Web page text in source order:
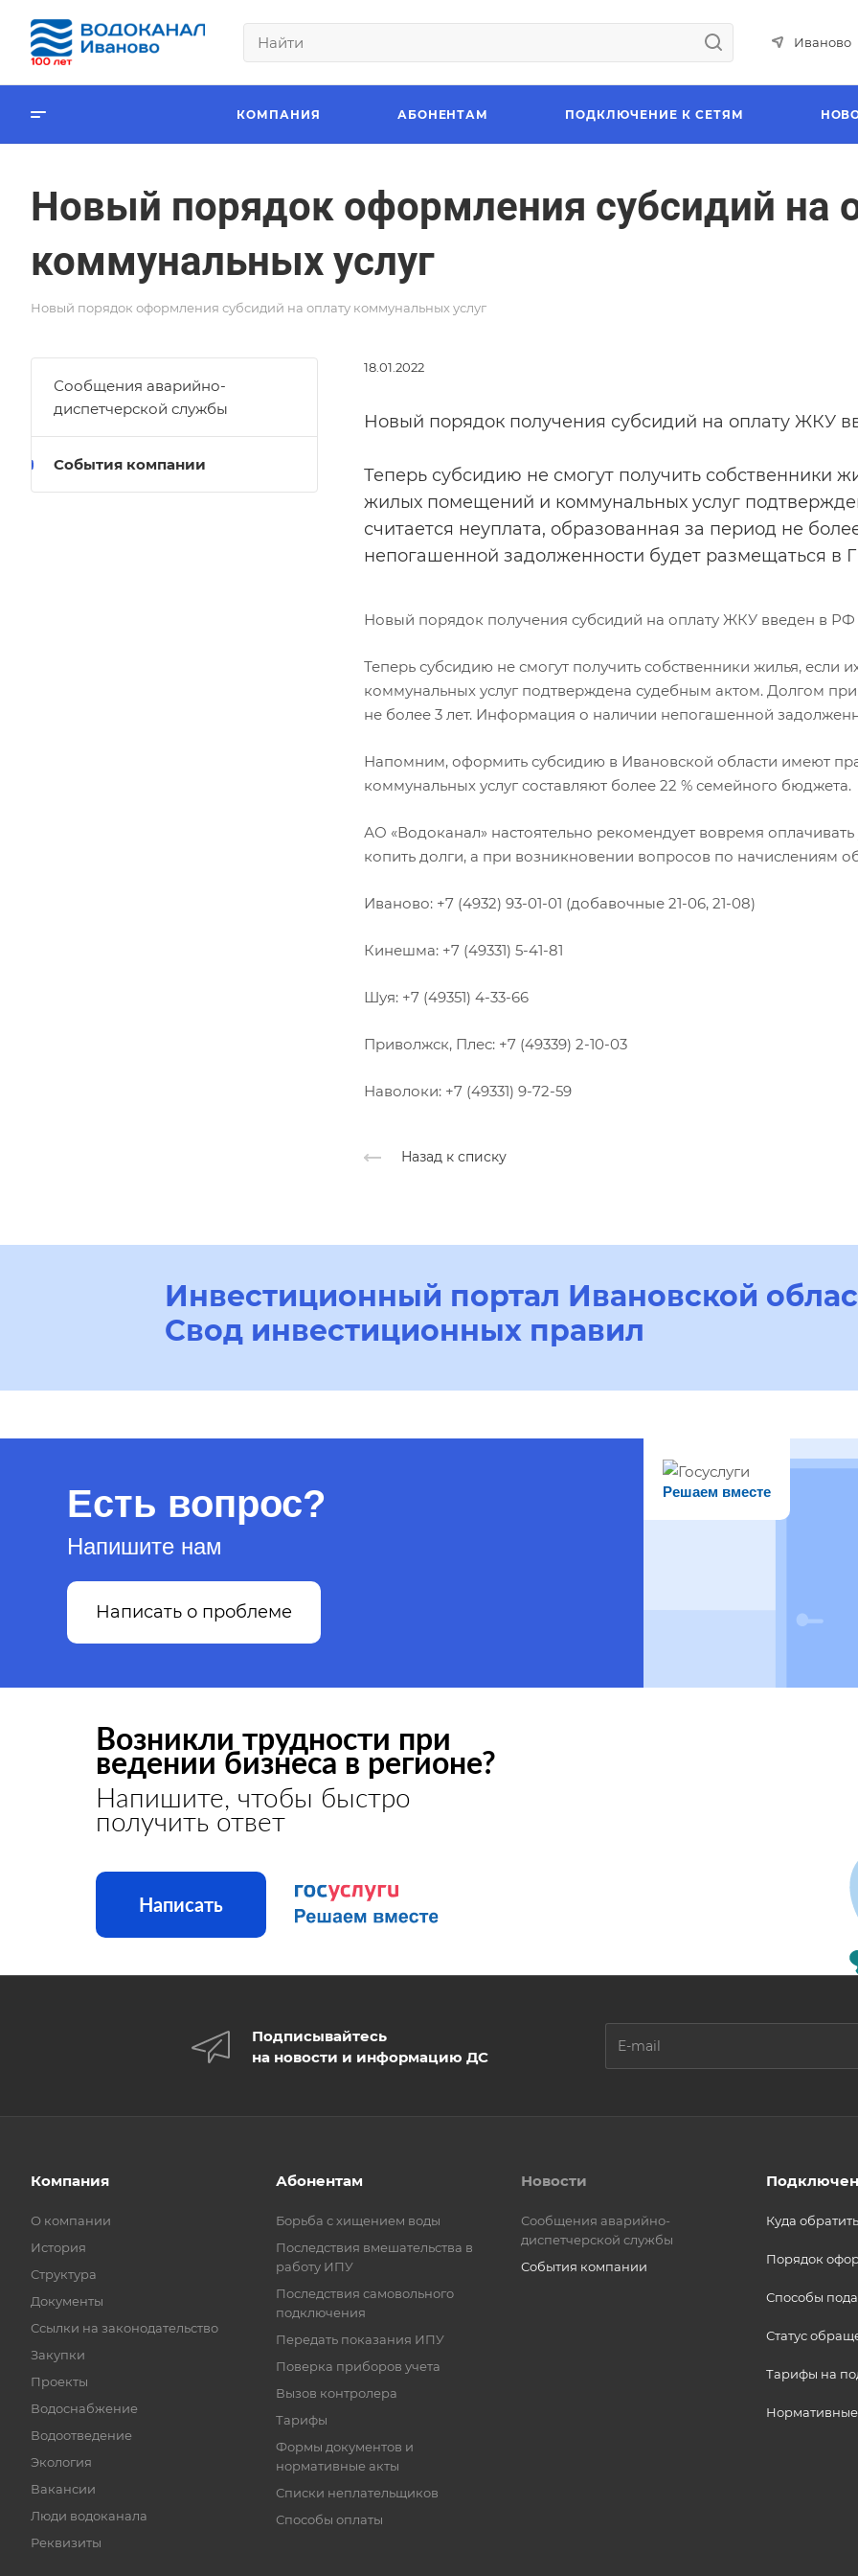
Иваново
КОМПАНИЯ АБОНЕНТАМ ПОДКЛЮЧЕНИЕ К СЕТЯМ
Новый порядок оформления субсидий на
коммунальных услуг
Новый порядок оформления субсидий на оплату коммунальных услуг
18.01.2022
Новый порядок получения субсидий на оплату ЖКУ
Теперь субсидию не смогут получить собственники
жилых помещений и коммунальных услуг
считается неуплата, образованная за период не
непогашенной задолженности будет размещаться в
Новый порядок получения субсидий на оплату ЖКУ введен в РФ
Теперь субсидию не смогут получить собственники жилья,
коммунальных услуг подтверждена судебным актом. Долгом
не более 3 лет. Информация о наличии непогашенной
Напомним, оформить субсидию в Ивановской области имеют
коммунальных услуг составляют более 22 % семейного бюджета.
АО «Водоканал» настоятельно рекомендует вовремя
копить долги, а при возникновении вопросов по начислениям
Иваново: +7 (4932) 93-01-01 (добавочные 21-06, 21-08)
Кинешма: +7 (49331) 5-41-81
Шуя: +7 (49351) 4-33-66
Приволжск, Плес: +7 (49339) 2-10-03
Наволоки: +7 (49331) 9-72-59
Назад к списку
Сообщения аварийно-
диспетчерской службы
События компании
Инвестиционный портал Ивановской
Свод инвестиционных правил
Есть вопрос?
Напишите нам
Написать о проблеме
Решаем вместе
Возникли трудности при
ведении бизнеса в регионе?
Напишите, чтобы быстро
получить ответ
Написать
Подписывайтесь
на новости и информацию ДС
Компания
О компании
История
Структура
Документы
Ссылки на законодательство
Закупки
Проекты
Водоснабжение
Водоотведение
Экология
Вакансии
Люди водоканала
Реквизиты
Абонентам
Борьба с хищением воды
Последствия вмешательства в
работу ИПУ
Последствия самовольного
подключения
Передать показания ИПУ
Поверка приборов учета
Вызов контролера
Тарифы
Формы документов и
нормативные акты
Списки неплательщиков
Способы оплаты
Новости
Сообщения аварийно-
диспетчерской службы
События компании
Куда
Порядок
Способы
Статус
Тарифы на